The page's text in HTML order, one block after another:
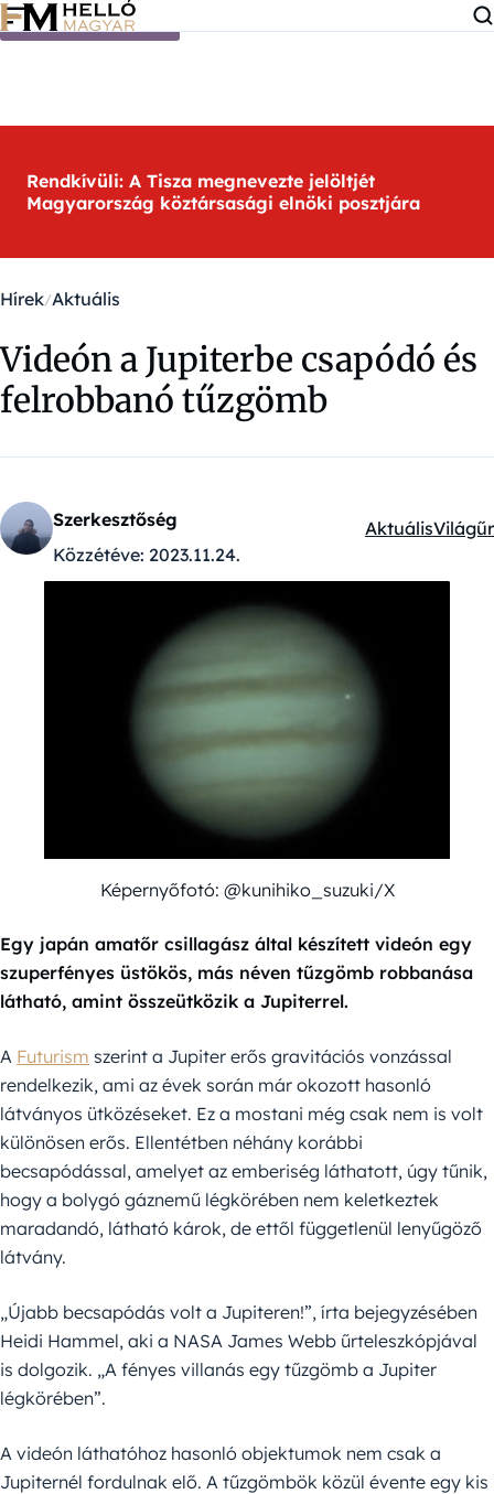
Ugrás a tartalomra
Rendkívüli: A Tisza megnevezte jelöltjét
Magyarország köztársasági elnöki posztjára
Hírek Aktuális
Videón a Jupiterbe csapódó és
felrobbanó tűzgömb
Szerkesztőség
Közzétéve: 2023.11.24.
Kategóriák:
AktuálisVilágűr
Képernyőfotó: @kunihiko_suzuki/X
Egy japán amatőr csillagász által készített videón egy
szuperfényes üstökös, más néven tűzgömb robbanása
látható, amint összeütközik a Jupiterrel.
A Futurism szerint a Jupiter erős gravitációs vonzással
rendelkezik, ami az évek során már okozott hasonló
látványos ütközéseket. Ez a mostani még csak nem is volt
különösen erős. Ellentétben néhány korábbi
becsapódással, amelyet az emberiség láthatott, úgy tűnik,
hogy a bolygó gáznemű légkörében nem keletkeztek
maradandó, látható károk, de ettől függetlenül lenyűgöző
látvány.
„Újabb becsapódás volt a Jupiteren!”, írta bejegyzésében
Heidi Hammel, aki a NASA James Webb űrteleszkópjával
is dolgozik. „A fényes villanás egy tűzgömb a Jupiter
légkörében”.
A videón láthatóhoz hasonló objektumok nem csak a
Jupiternél fordulnak elő. A tűzgömbök közül évente egy kis